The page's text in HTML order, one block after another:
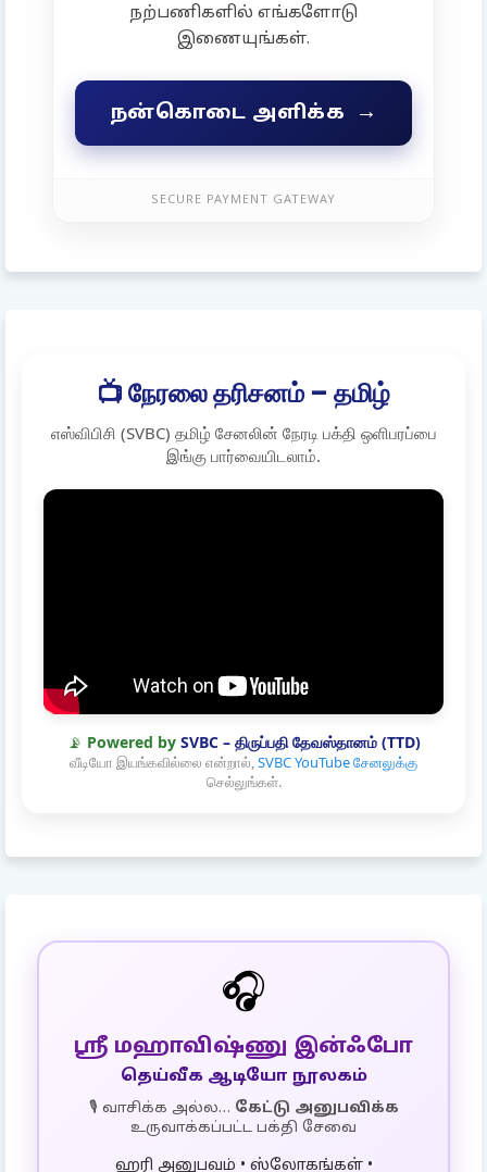
நற்பணிகளில் எங்களோடு
இணையுங்கள்.
நன்கொடை அளிக்க →
SECURE PAYMENT GATEWAY
📺 நேரலை தரிசனம் – தமிழ்
எஸ்விபிசி (SVBC) தமிழ் சேனலின் நேரடி பக்தி ஒளிபரப்பை
இங்கு பார்வையிடலாம்.
📡 Powered by SVBC – திருப்பதி தேவஸ்தானம் (TTD)
வீடியோ இயங்கவில்லை என்றால்,SVBC YouTube சேனலுக்கு
செல்லுங்கள்.
🎧
ஸ்ரீ மஹாவிஷ்ணு இன்ஃபோ
தெய்வீக ஆடியோ நூலகம்
🎙️ வாசிக்க அல்ல… கேட்டு அனுபவிக்க
உருவாக்கப்பட்ட பக்தி சேவை
ஹரி அனுபவம் • ஸ்லோகங்கள் •